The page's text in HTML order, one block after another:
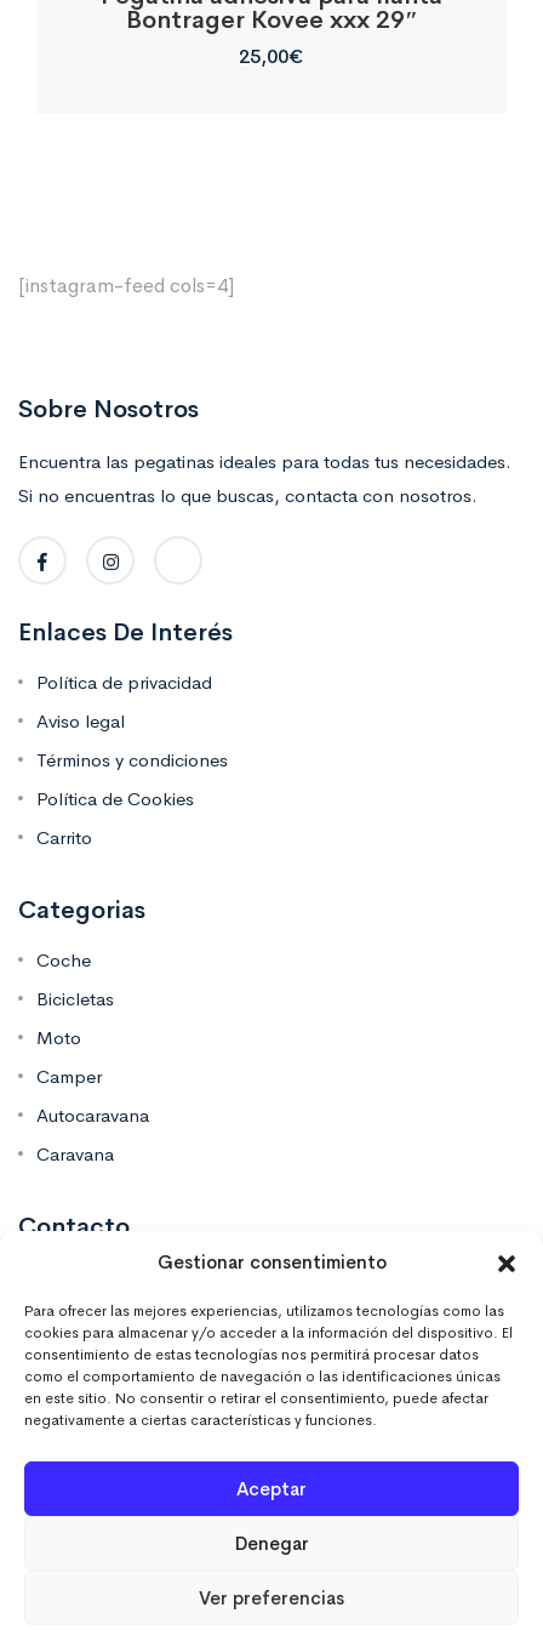
Gestionar consentimiento
Para ofrecer las mejores experiencias, utilizamos tecnologías como las
cookies para almacenar y/o acceder a la información del dispositivo. El
consentimiento de estas tecnologías nos permitirá procesar datos
como el comportamiento de navegación o las identificaciones únicas
en este sitio. No consentir o retirar el consentimiento, puede afectar
negativamente a ciertas características y funciones.
Aceptar
Denegar
Ver preferencias
Bontrager Kovee xxx 29″
25,00€
[instagram-feed cols=4]
Sobre Nosotros
Encuentra las pegatinas ideales para todas tus necesidades.
Si no encuentras lo que buscas, contacta con nosotros.
Enlaces De Interés
Política de privacidad
Aviso legal
Términos y condiciones
Política de Cookies
Carrito
Categorias
Coche
Bicicletas
Moto
Camper
Autocaravana
Caravana
Contacto
637 671 470
MASVINILOSONLINE © 2023. Todos los derechos